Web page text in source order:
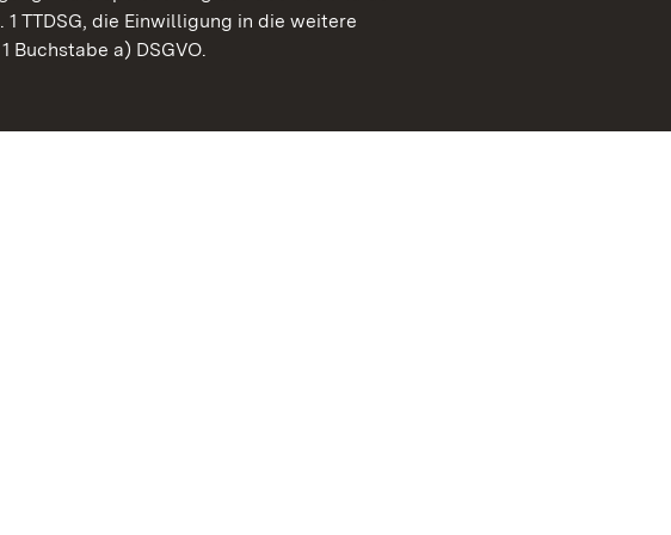
TTDSG, die Einwilligung in die weitere
Buchstabe a) DSGVO.